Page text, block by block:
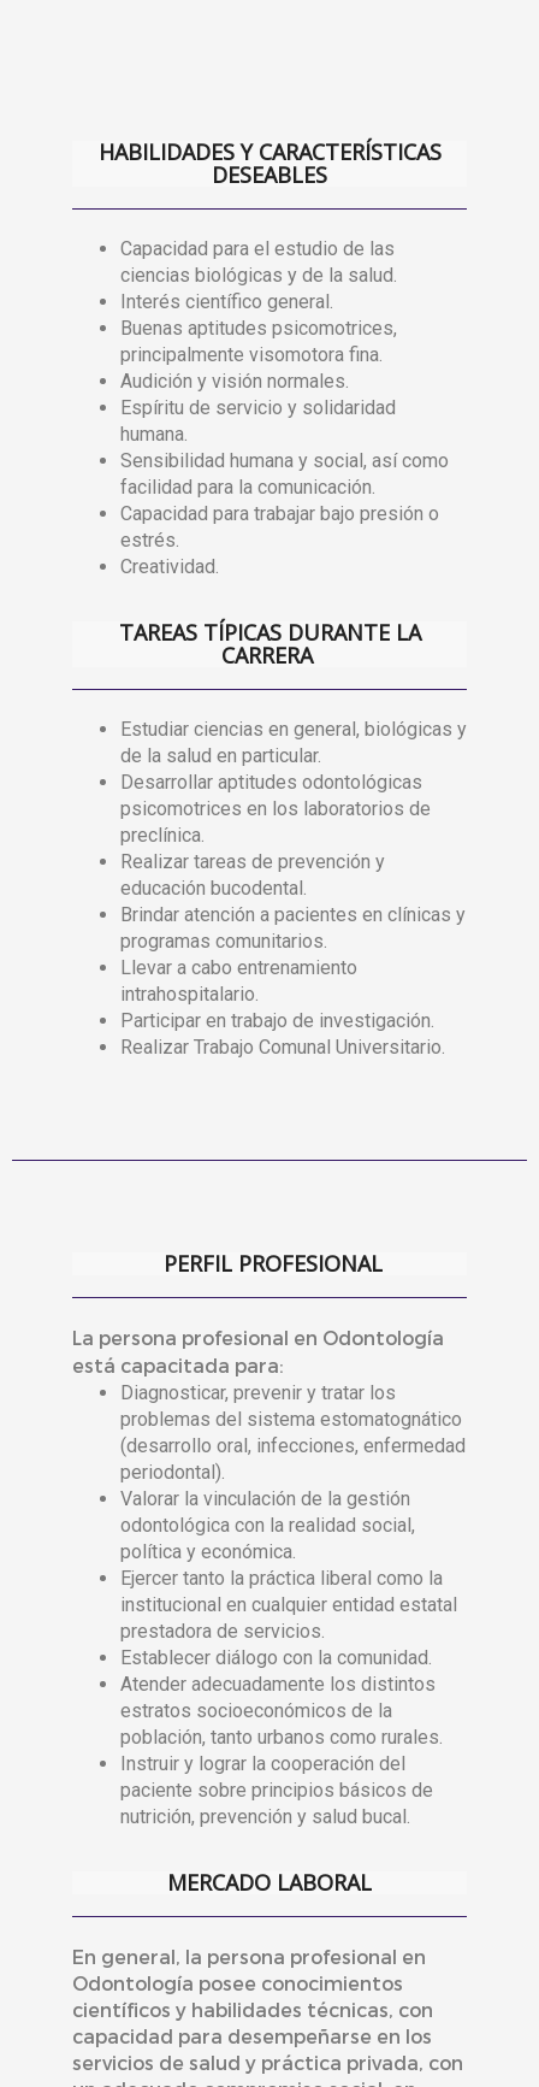
HABILIDADES Y CARACTERÍSTICAS
DESEABLES
Capacidad para el estudio de las
ciencias biológicas y de la salud.
Interés científico general.
Buenas aptitudes psicomotrices,
principalmente visomotora fina.
Audición y visión normales.
Espíritu de servicio y solidaridad
humana.
Sensibilidad humana y social, así como
facilidad para la comunicación.
Capacidad para trabajar bajo presión o
estrés.
Creatividad.
TAREAS TÍPICAS DURANTE LA
CARRERA
Estudiar ciencias en general, biológicas y
de la salud en particular.
Desarrollar aptitudes odontológicas
psicomotrices en los laboratorios de
preclínica.
Realizar tareas de prevención y
educación bucodental.
Brindar atención a pacientes en clínicas y
programas comunitarios.
Llevar a cabo entrenamiento
intrahospitalario.
Participar en trabajo de investigación.
Realizar Trabajo Comunal Universitario.
PERFIL PROFESIONAL
La persona profesional en Odontología
está capacitada para:
Diagnosticar, prevenir y tratar los
problemas del sistema estomatognático
(desarrollo oral, infecciones, enfermedad
periodontal).
Valorar la vinculación de la gestión
odontológica con la realidad social,
política y económica.
Ejercer tanto la práctica liberal como la
institucional en cualquier entidad estatal
prestadora de servicios.
Establecer diálogo con la comunidad.
Atender adecuadamente los distintos
estratos socioeconómicos de la
población, tanto urbanos como rurales.
Instruir y lograr la cooperación del
paciente sobre principios básicos de
nutrición, prevención y salud bucal.
MERCADO LABORAL
En general, la persona profesional en
Odontología posee conocimientos
científicos y habilidades técnicas, con
capacidad para desempeñarse en los
servicios de salud y práctica privada, con